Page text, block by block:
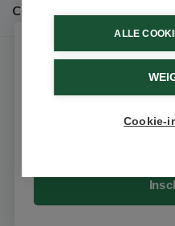
Contact
ALLE
Cookie-
Schrijf je in
Ontvang als eerste de